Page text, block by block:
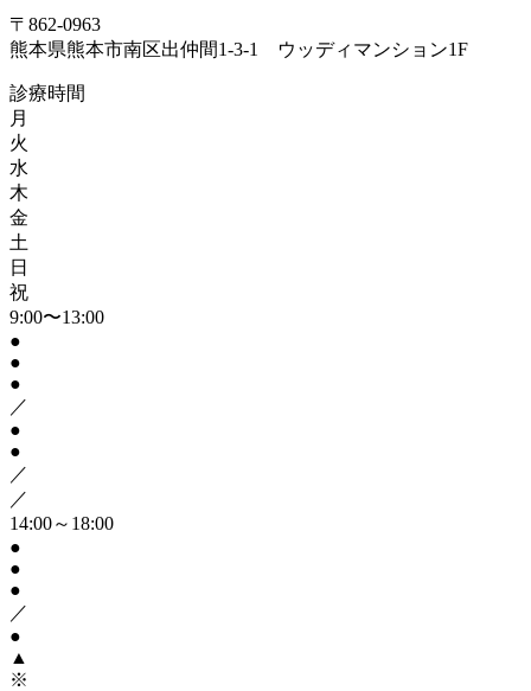
〒862-0963
熊本県熊本市南区出仲間1-3-1 ウッディマンション1F
診療時間
月
火
水
木
金
土
日
祝
9:00〜13:00
●
●
●
／
●
●
／
／
14:00～18:00
●
●
●
／
●
▲
※